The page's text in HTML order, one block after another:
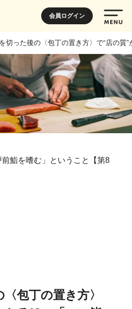
会員ログイン
切った後の〈包丁の置き方〉で“店の
鮨を嗜む」ということ【第8
包丁の置き方〉